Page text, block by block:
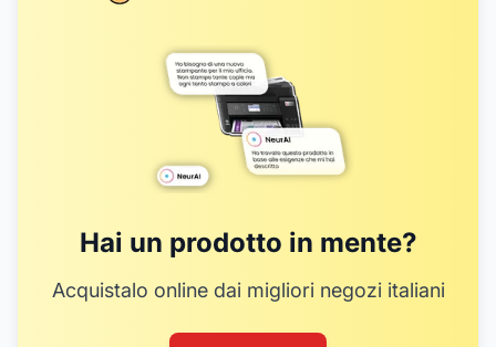
Hai un prodotto in mente?
Acquistalo online dai migliori negozi italiani